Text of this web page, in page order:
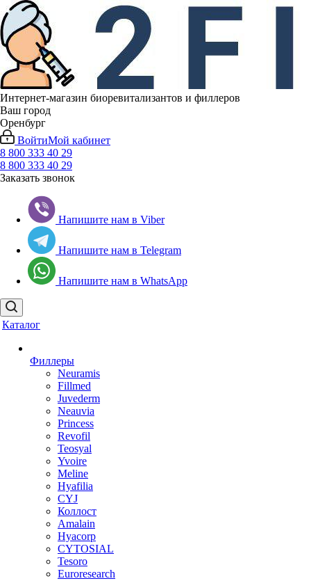
Интернет-магазин биоревитализантов и филлеров
Ваш город
Оренбург
ВойтиМой кабинет
8 800 333 40 29
8 800 333 40 29
Заказать звонок
Напишите нам в Viber
Напишите нам в Telegram
Напишите нам в WhatsApp
Каталог
Филлеры
Neuramis
Fillmed
Juvederm
Neauvia
Princess
Revofil
Teosyal
Yvoire
Meline
Hyafilia
CYJ
Коллост
Amalain
Hyacorp
CYTOSIAL
Tesoro
Euroresearch